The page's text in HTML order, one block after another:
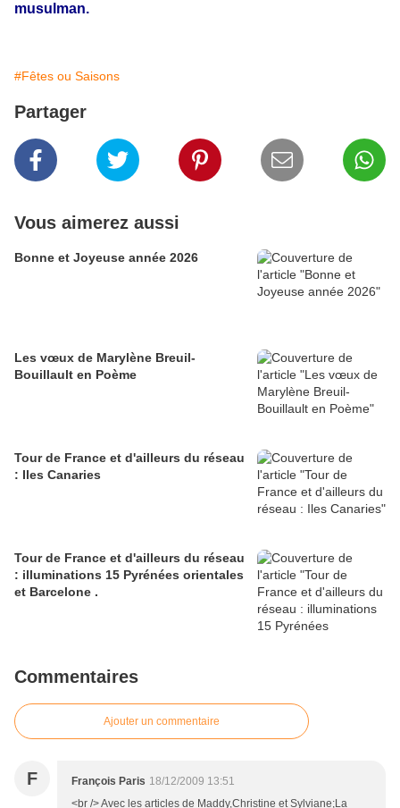
musulman.
#Fêtes ou Saisons
Partager
Vous aimerez aussi
Bonne et Joyeuse année 2026
Les vœux de Marylène Breuil-
Bouillault en Poème
Tour de France et d'ailleurs du réseau
: Iles Canaries
Tour de France et d'ailleurs du réseau
: illuminations 15 Pyrénées orientales
et Barcelone .
Commentaires
Ajouter un commentaire
F François Paris 18/12/2009 13:51
<br /> Avec les articles de Maddy,Christine et Sylviane;La